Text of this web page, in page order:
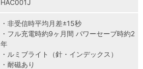
HAC001J
・非受信時平均月差±15秒
・フル充電時約9ヶ月間 パワーセーブ時約2
年
・ルミブライト（針・インデックス）
・耐磁あり